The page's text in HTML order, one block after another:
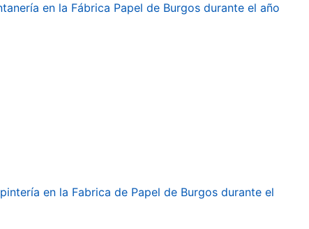
en la Fábrica Papel de Burgos durante el año
en la Fabrica de Papel de Burgos durante el